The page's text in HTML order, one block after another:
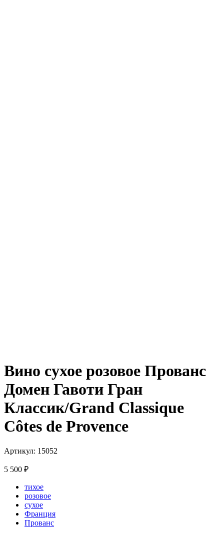
Вино сухое розовое Прованс
Домен Гавоти Гран
Классик/Grand Classique
Côtes de Provence
Артикул: 15052
5 500 ₽
тихое
розовое
сухое
Франция
Прованс